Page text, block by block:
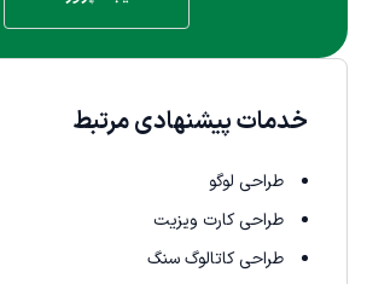
خدمات پیشنهادی مرتبط
طراحی لوگو
طراحی کارت ویزیت
طراحی کاتالوگ سنگ